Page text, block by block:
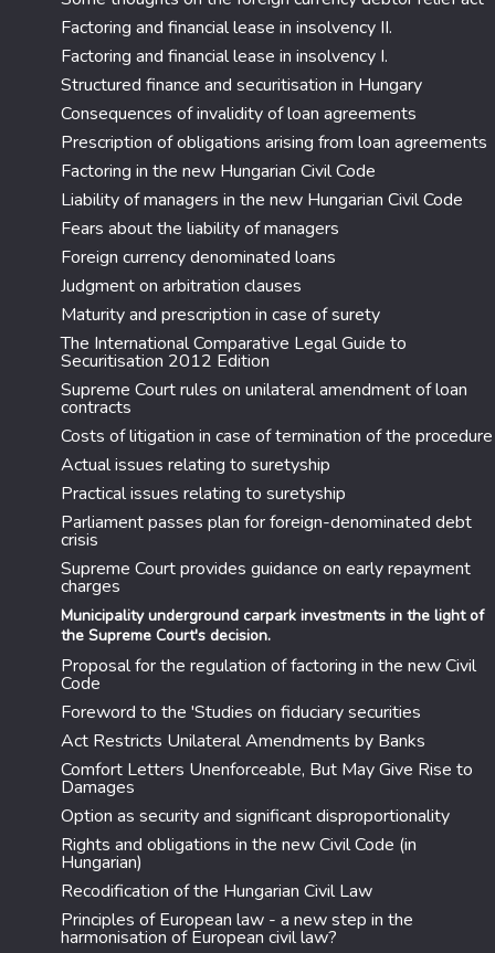
Factoring and financial lease in insolvency II.
Factoring and financial lease in insolvency I.
Structured finance and securitisation in Hungary
Consequences of invalidity of loan agreements
Prescription of obligations arising from loan agreements
Factoring in the new Hungarian Civil Code
Liability of managers in the new Hungarian Civil Code
Fears about the liability of managers
Foreign currency denominated loans
Judgment on arbitration clauses
Maturity and prescription in case of surety
The International Comparative Legal Guide to
Securitisation 2012 Edition
Supreme Court rules on unilateral amendment of loan
contracts
Costs of litigation in case of termination of the procedure
Actual issues relating to suretyship
Practical issues relating to suretyship
Parliament passes plan for foreign-denominated debt
crisis
Supreme Court provides guidance on early repayment
charges
Municipality underground carpark investments in the light of
the Supreme Court's decision.
Proposal for the regulation of factoring in the new Civil
Code
Foreword to the 'Studies on fiduciary securities
Act Restricts Unilateral Amendments by Banks
Comfort Letters Unenforceable, But May Give Rise to
Damages
Option as security and significant disproportionality
Rights and obligations in the new Civil Code (in
Hungarian)
Recodification of the Hungarian Civil Law
Principles of European law - a new step in the
harmonisation of European civil law?